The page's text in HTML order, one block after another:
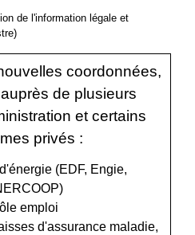
de l'information légale et
coordonnées,
de plusieurs
et certains
privés :
(EDF, Engie,
emploi
d'assurance maladie,